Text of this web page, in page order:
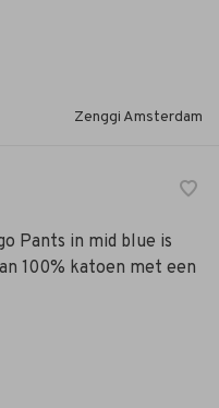
Zenggi Amsterdam
Pants in mid blue is
100% katoen met een